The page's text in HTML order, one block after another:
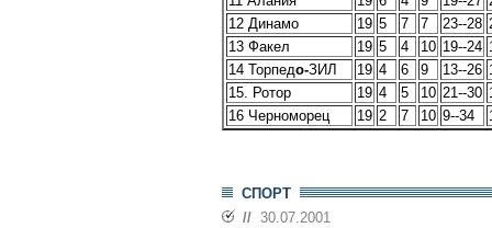
12 Динамо
19 5 7 7 23--28
13 Факел
19 5 4 10 19--24
14 Торпедо-ЗИЛ 19 4 6 9 13--26
15. Ротор
19 4 5 10 21--30
16 Черноморец
19 2 7 10 9--34
СПОРТ
// 30.07.2001